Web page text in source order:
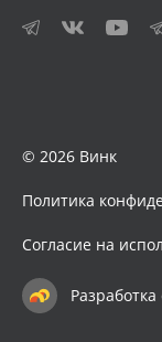
© 2026 Винк
Политика
Согласие на